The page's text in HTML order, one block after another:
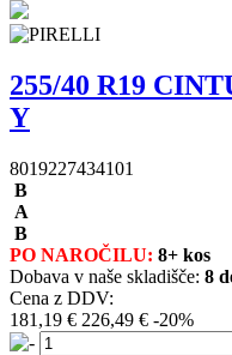
255/40 R19
Y
8019227434101
B
A
B
PO NAROČILU: 8+ kos
Dobava v naše skladišče: 8
Cena z DDV:
181,19 € 226,49 € -20%